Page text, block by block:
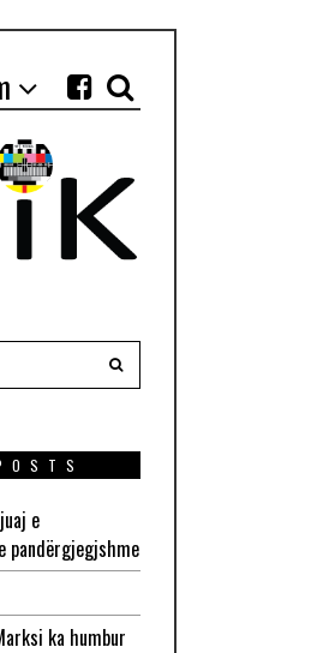
e
pandërgjegjshme
ka humbur